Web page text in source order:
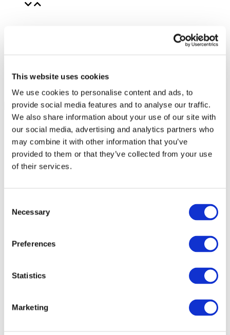
This website uses cookies
We use cookies to personalise content and ads, to
provide social media features and to analyse our traffic.
We also share information about your use of our site with
our social media, advertising and analytics partners who
may combine it with other information that you’ve
provided to them or that they’ve collected from your use
of their services.
Selection
Necessary
Preferences
Statistics
Marketing
Все
мероприятия